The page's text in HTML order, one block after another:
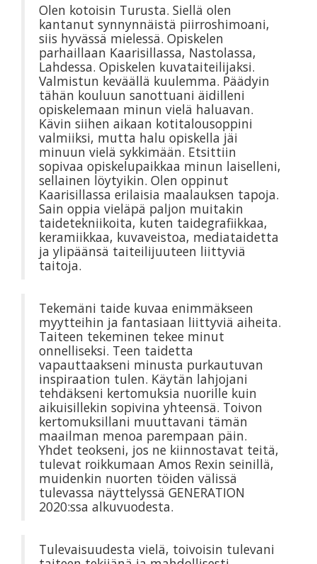
Olen kotoisin Turusta. Siellä olen
kantanut synnynnäistä piirroshimoani,
siis hyvässä mielessä. Opiskelen
parhaillaan Kaarisillassa, Nastolassa,
Lahdessa. Opiskelen kuvataiteilijaksi.
Valmistun keväällä kuulemma. Päädyin
tähän kouluun sanottuani äidilleni
opiskelemaan minun vielä haluavan.
Kävin siihen aikaan kotitalousoppini
valmiiksi, mutta halu opiskella jäi
minuun vielä sykkimään. Etsittiin
sopivaa opiskelupaikkaa minun laiselleni,
sellainen löytyikin. Olen oppinut
Kaarisillassa erilaisia maalauksen tapoja.
Sain oppia vieläpä paljon muitakin
taidetekniikoita, kuten taidegrafiikkaa,
keramiikkaa, kuvaveistoa, mediataidetta
ja ylipäänsä taiteilijuuteen liittyviä
taitoja.
Tekemäni taide kuvaa enimmäkseen
myytteihin ja fantasiaan liittyviä aiheita.
Taiteen tekeminen tekee minut
onnelliseksi. Teen taidetta
vapauttaakseni minusta purkautuvan
inspiraation tulen. Käytän lahjojani
tehdäkseni kertomuksia nuorille kuin
aikuisillekin sopivina yhteensä. Toivon
kertomuksillani muuttavani tämän
maailman menoa parempaan päin.
Yhdet teokseni, jos ne kiinnostavat teitä,
tulevat roikkumaan Amos Rexin seinillä,
muidenkin nuorten töiden välissä
tulevassa näyttelyssä GENERATION
2020:ssa alkuvuodesta.
Tulevaisuudesta vielä, toivoisin tulevani